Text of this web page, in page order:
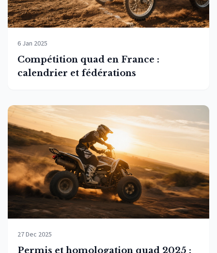
6 Jan 2025
Compétition quad en France :
calendrier et fédérations
27 Dec 2025
Permis et homologation quad 2025 :